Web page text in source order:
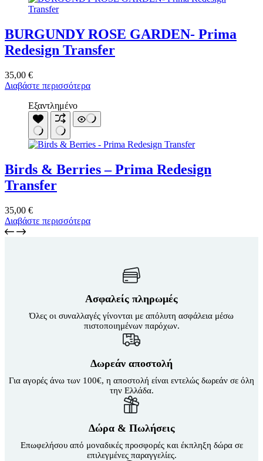
BURGUNDY ROSE GARDEN- Prima
Redesign Transfer
35,00 €
Διαβάστε περισσότερα
Εξαντλημένο
Birds & Berries – Prima Redesign
Transfer
35,00 €
Διαβάστε περισσότερα
Ασφαλείς πληρωμές
Όλες οι συναλλαγές γίνονται με απόλυτη ασφάλεια μέσω
πιστοποιημένων παρόχων.
Δωρεάν αποστολή
Για αγορές άνω των 100€, η αποστολή είναι εντελώς δωρεάν σε όλη
την Ελλάδα.
Δώρα & Πωλήσεις
Επωφελήσου από μοναδικές προσφορές και έκπληξη δώρα σε
επιλεγμένες παραγγελίες.